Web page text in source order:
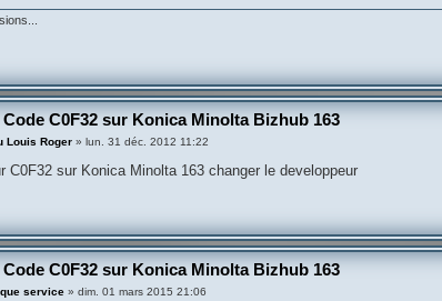
C0F32 sur Konica Minolta Bizhub 163
Louis Roger »lun. 31 déc. 2012 11:22
C0F32 sur Konica Minolta 163 changer le developpeur
C0F32 sur Konica Minolta Bizhub 163
service »dim. 01 mars 2015 21:06